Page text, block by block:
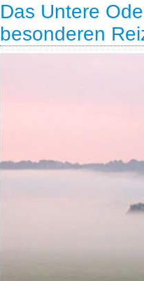
Das Untere
besonderen